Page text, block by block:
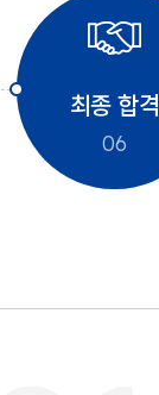
최종 합격
06